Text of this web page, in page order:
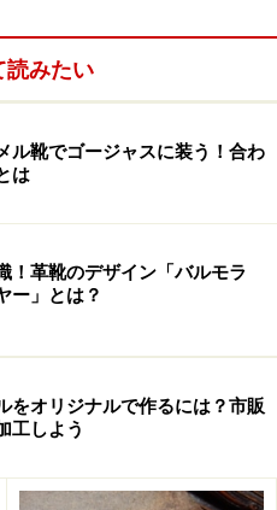
ともなく喜んだのではない
読みたい
ル靴でゴージャスに装う！合わ
は
！革靴のデザイン「バルモラ
ー」とは？
をオリジナルで作るには？市販
工しよう